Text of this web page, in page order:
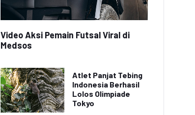
Video Aksi Pemain Futsal Viral di
Medsos
Atlet Panjat Tebing
Indonesia Berhasil
Lolos Olimpiade
Tokyo